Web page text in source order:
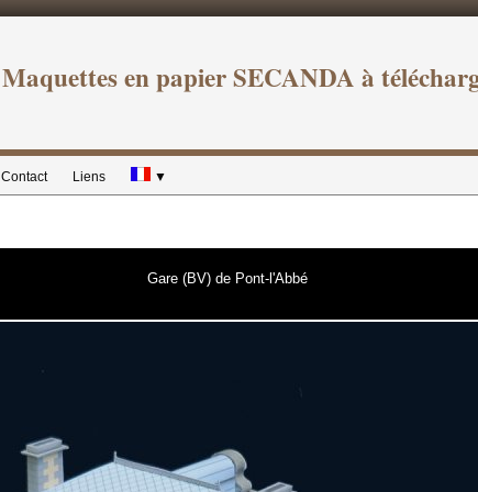
Maquettes en papier SECANDA à
Contact Liens ▼
Gare (BV) de Pont-l'Abbé